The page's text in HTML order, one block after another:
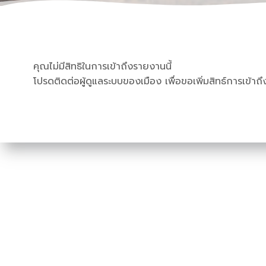
คุณไม่มีสิทธิในการเข้าถึงรายงานนี้
โปรดติดต่อผู้ดูแลระบบของเมือง เพื่อขอเพิ่มสิทธ์การเข้าถึ